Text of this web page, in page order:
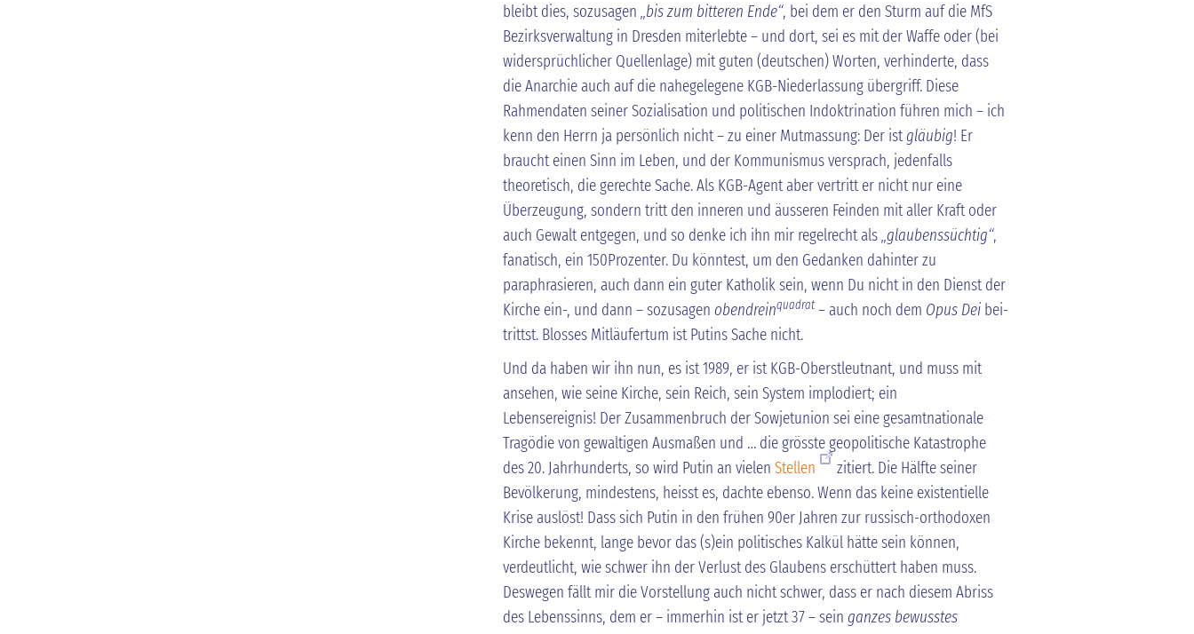
bleibt dies, sozusagen „bis zum bitteren Ende“, bei dem er den Sturm auf die MfS
Bezirksverwaltung in Dresden miterlebte – und dort, sei es mit der Waffe oder (bei
widersprüchlicher Quellenlage) mit guten (deutschen) Worten, verhinderte, dass
die Anarchie auch auf die nahegelegene KGB-Niederlassung übergriff. Diese
Rahmendaten seiner Sozialisation und politischen Indoktrination führen mich – ich
kenn den Herrn ja persönlich nicht – zu einer Mutmassung: Der istgläubig! Er
braucht einen Sinn im Leben, und der Kommunismus versprach, jedenfalls
theoretisch, die gerechte Sache. Als KGB-Agent aber vertritt er nicht nur eine
Überzeugung, sondern tritt den inneren und äusseren Feinden mit aller Kraft oder
auch Gewalt entgegen, und so denke ich ihn mir regelrecht als„glaubenssüchtig“,
fanatisch, ein 150Prozenter. Du könntest, um den Gedanken dahinter zu
paraphrasieren, auch dann ein guter Katholik sein, wenn Du nicht in den Dienst der
Kirche ein-, und dann – sozusagen obendreinquadrat– auch noch dem Opus Deibei-
trittst. Blosses Mitläufertum ist Putins Sache nicht.
Und da haben wir ihn nun, es ist 1989, er ist KGB-Oberstleutnant, und muss mit
ansehen, wie seine Kirche, sein Reich, sein System implodiert; ein
Lebensereignis! Der Zusammenbruch der Sowjetunion sei eine gesamtnationale
Tragödie von gewaltigen Ausmaßen und … die grösste geopolitische Katastrophe
des 20. Jahrhunderts, so wird Putin an vielen Stellen
zitiert. Die Hälfte seiner
Bevölkerung, mindestens, heisst es, dachte ebenso. Wenn das keine existentielle
Krise auslöst! Dass sich Putin in den frühen 90er Jahren zur russisch-orthodoxen
Kirche bekennt, lange bevor das (s)ein politisches Kalkül hätte sein können,
verdeutlicht, wie schwer ihn der Verlust des Glaubens erschüttert haben muss.
Deswegen fällt mir die Vorstellung auch nicht schwer, dass er nach diesem Abriss
des Lebenssinns, dem er – immerhin ist er jetzt 37 – sein ganzes bewusstes